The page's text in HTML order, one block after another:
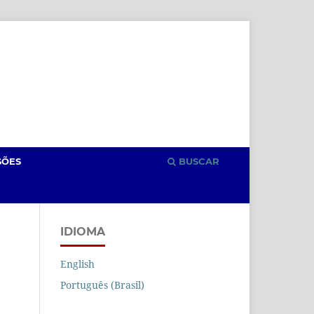
BUSCAR
IDIOMA
English
Português (Brasil)